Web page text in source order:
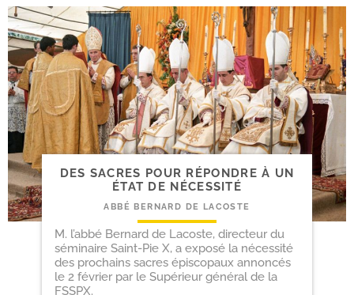
DES SACRES POUR RÉPONDRE À UN
ÉTAT DE NÉCESSITÉ
ABBÉ BERNARD DE LACOSTE
M. l’abbé Bernard de Lacoste, directeur du
séminaire Saint-Pie X, a exposé la nécessité
des prochains sacres épiscopaux annoncés
le 2 février par le Supérieur général de la
FSSPX.